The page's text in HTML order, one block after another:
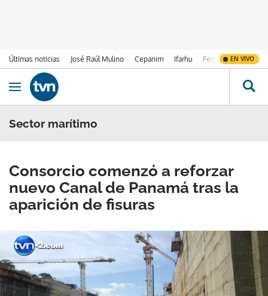
Últimas noticias José Raúl Mulino Cepanim Ifarhu Fenómeno de El
EN VIVO
Ir al contenido
Obrir navegació
Sector marítimo
Consorcio comenzó a reforzar
nuevo Canal de Panamá tras la
aparición de fisuras